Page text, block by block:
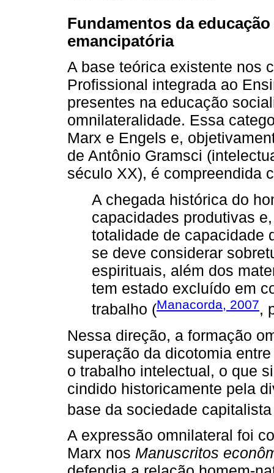
Fundamentos da
emancipatória
A base teórica existente nos
Profissional integrada ao
presentes na educação
omnilateralidade. Essa
Marx e Engels e,
de Antônio Gramsci
século XX), é compreendida
A chegada histórica do
capacidades produtivas
totalidade de capacidade
se deve considerar
espirituais, além dos
tem estado excluído em
trabalho (Manacorda, 2007,
Nessa direção, a formação
superação da dicotomia
o trabalho intelectual, o que
cindido historicamente pela
base da sociedade
A expressão omnilateral foi
Marx nos Manuscritos